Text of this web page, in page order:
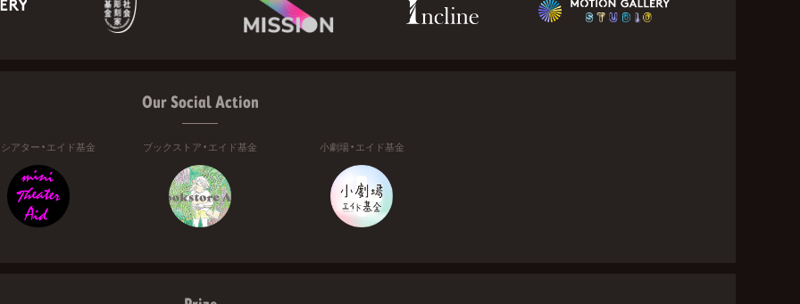
Our Social Action
アター・エイド基金 ブックストア・エイド基金 小劇場・エイド基金